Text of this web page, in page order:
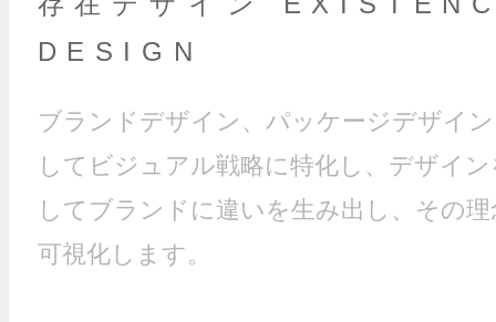
DESIGN
ブランドデザイン、パッケージデザイ
してビジュアル戦略に特化し、デザイン
してブランドに違いを生み出し、その理
可視化します。